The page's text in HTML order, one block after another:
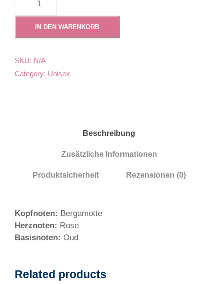
A
R
D
I
D
e
IN DEN WARENKORB
SKU: N/A
Category: Unisex
Beschreibung
Zusätzliche Informationen
Produktsicherheit Rezensionen (0)
Kopfnoten: Bergamotte
Herznoten: Rose
Basisnoten: Oud
Related products